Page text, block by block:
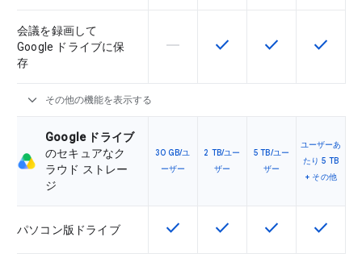
会議を録画して
Google ドライブに保
存
この機能は該当の SKU でサポー
horizontal_rule この機能は該当の SKU
check この機能は該当
check この機
check
expand_more その他の機能を表示する
Google ドライブ
のセキュアなク
ラウド ストレー
ジ
30 GB/ユ
ーザー
2 TB/ユー
ザー
5 TB/ユー
ザー
ユーザーあ
たり 5 TB
+ その他
パソコン版ドライブ この機能は該当の SKU で利用で
check この機能は該当の SKU
check この機能は該当
check この機
check